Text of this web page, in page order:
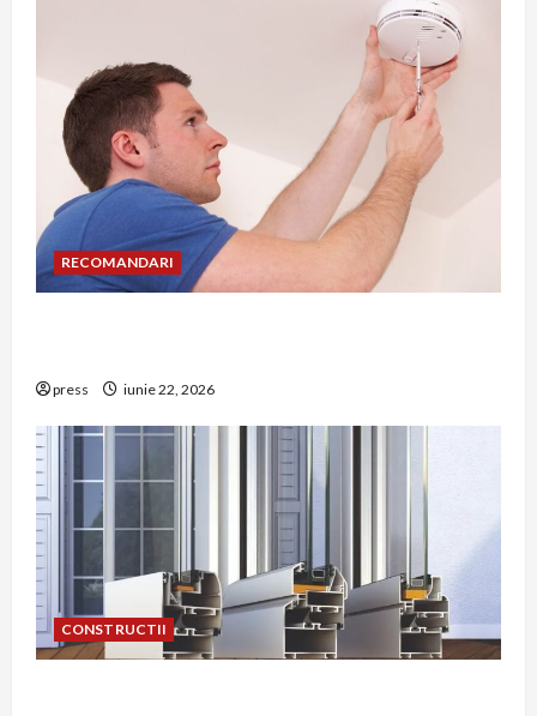
RECOMANDARI
press iunie 22, 2026
CONSTRUCTII